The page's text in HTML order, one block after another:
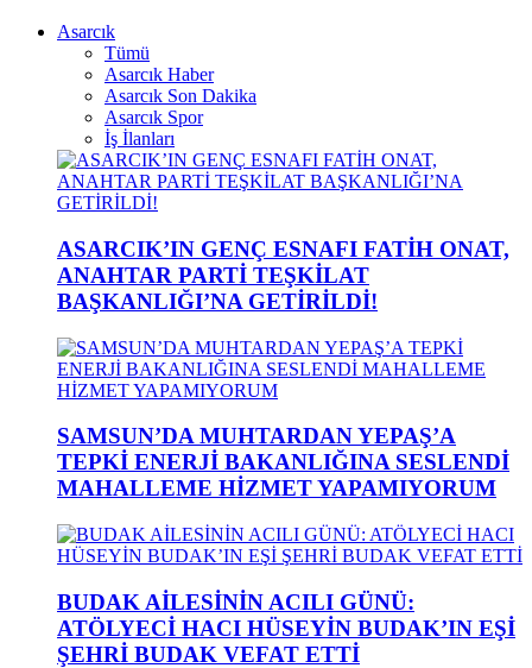
Asarcık
Tümü
Asarcık Haber
Asarcık Son Dakika
Asarcık Spor
İş İlanları
ASARCIK’IN GENÇ ESNAFI FATİH ONAT,
ANAHTAR PARTİ TEŞKİLAT
BAŞKANLIĞI’NA GETİRİLDİ!
SAMSUN’DA MUHTARDAN YEPAŞ’A
TEPKİ ENERJİ BAKANLIĞINA SESLENDİ
MAHALLEME HİZMET YAPAMIYORUM
BUDAK AİLESİNİN ACILI GÜNÜ:
ATÖLYECİ HACI HÜSEYİN BUDAK’IN EŞİ
ŞEHRİ BUDAK VEFAT ETTİ